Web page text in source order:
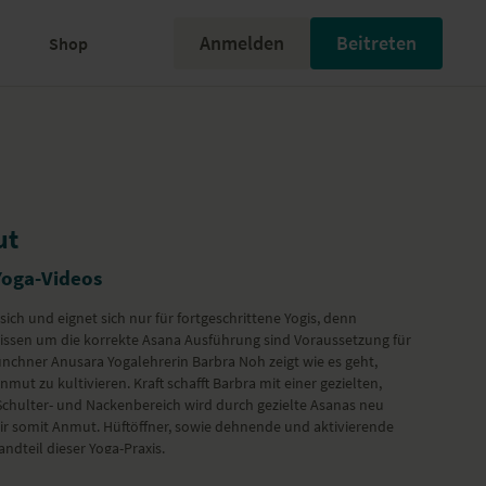
Shop Anmelden Beitreten
Videos
und eignet sich nur für fortgeschrittene Yogis, denn
um die korrekte Asana Ausführung sind Voraussetzung für
Anusara Yogalehrerin Barbra Noh zeigt wie es geht,
zu kultivieren. Kraft schafft Barbra mit einer gezielten,
und Nackenbereich wird durch gezielte Asanas neu
somit Anmut. Hüftöffner, sowie dehnende und aktivierende
dieser Yoga-Praxis.